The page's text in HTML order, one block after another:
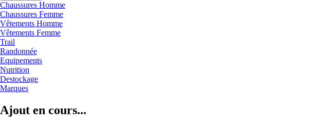
Chaussures Homme
Chaussures Femme
Vêtements Homme
Vêtements Femme
Trail
Randonnée
Equipements
Nutrition
Destockage
Marques
Ajout en cours...